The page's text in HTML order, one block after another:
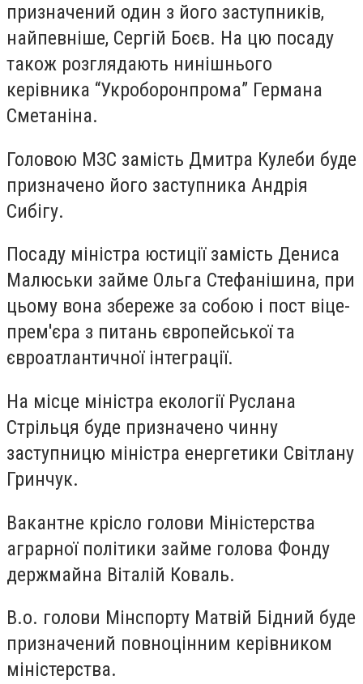
призначений один з його заступників,
найпевніше, Сергій Боєв. На цю посаду
також розглядають нинішнього
керівника “Укроборонпрома” Германа
Сметаніна.
Головою МЗС замість Дмитра Кулеби буде
призначено його заступника Андрія
Сибігу.
Посаду міністра юстиції замість Дениса
Малюськи займе Ольга Стефанішина, при
цьому вона збереже за собою і пост віце-
прем'єра з питань європейської та
євроатлантичної інтеграції.
На місце міністра екології Руслана
Стрільця буде призначено чинну
заступницю міністра енергетики Світлану
Гринчук.
Вакантне крісло голови Міністерства
аграрної політики займе голова Фонду
держмайна Віталій Коваль.
В.о. голови Мінспорту Матвій Бідний буде
призначений повноцінним керівником
міністерства.